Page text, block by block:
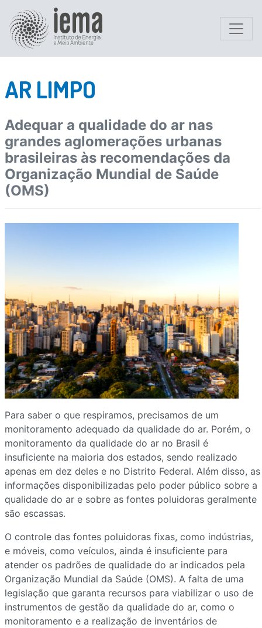
AR LIMPO
Adequar a qualidade do ar nas
grandes aglomerações urbanas
brasileiras às recomendações da
Organização Mundial de Saúde
(OMS)
Para saber o que respiramos, precisamos de um
monitoramento adequado da qualidade do ar. Porém, o
monitoramento da qualidade do ar no Brasil é
insuficiente na maioria dos estados, sendo realizado
apenas em dez deles e no Distrito Federal. Além disso, as
informações disponibilizadas pelo poder público sobre a
qualidade do ar e sobre as fontes poluidoras geralmente
são escassas.
O controle das fontes poluidoras fixas, como indústrias,
e móveis, como veículos, ainda é insuficiente para
atender os padrões de qualidade do ar indicados pela
Organização Mundial da Saúde (OMS). A falta de uma
legislação que garanta recursos para viabilizar o uso de
instrumentos de gestão da qualidade do ar, como o
monitoramento e a realização de inventários de